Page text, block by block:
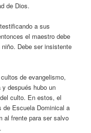
de Dios.
a sus
el maestro debe
Debe ser insistente
de evangelismo,
después hubo un
culto. En estos, el
de Escuela Dominical a
al frente para ser salvo